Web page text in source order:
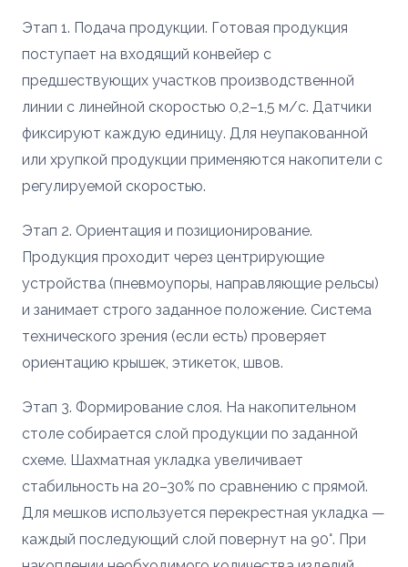
Этап 1. Подача продукции. Готовая продукция
поступает на входящий конвейер с
предшествующих участков производственной
линии с линейной скоростью 0,2–1,5 м/с. Датчики
фиксируют каждую единицу. Для неупакованной
или хрупкой продукции применяются накопители с
регулируемой скоростью.
Этап 2. Ориентация и позиционирование.
Продукция проходит через центрирующие
устройства (пневмоупоры, направляющие рельсы)
и занимает строго заданное положение. Система
технического зрения (если есть) проверяет
ориентацию крышек, этикеток, швов.
Этап 3. Формирование слоя. На накопительном
столе собирается слой продукции по заданной
схеме. Шахматная укладка увеличивает
стабильность на 20–30% по сравнению с прямой.
Для мешков используется перекрестная укладка —
каждый последующий слой повернут на 90°. При